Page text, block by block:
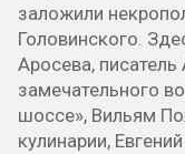
заложили
Головинского.
Аросева,
замечательного
шоссе», Вильям
кулинарии,